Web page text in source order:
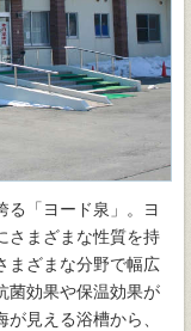
る「ヨード泉」。ヨ
さまざまな性質を持
まざまな分野で幅広
菌効果や保温効果が
見える浴槽から、